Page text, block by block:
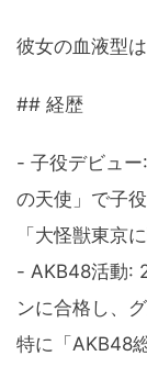
彼女の血液型は
## 経歴
- 子役デビュ
の天使」で子
「大怪獣東京
- AKB48活動:
ンに合格し、
特に「AKB48